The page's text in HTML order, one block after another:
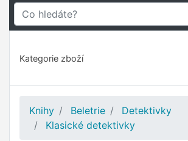
Kategorie zboží
Knihy Beletrie
Detektivky
Klasické detektivky